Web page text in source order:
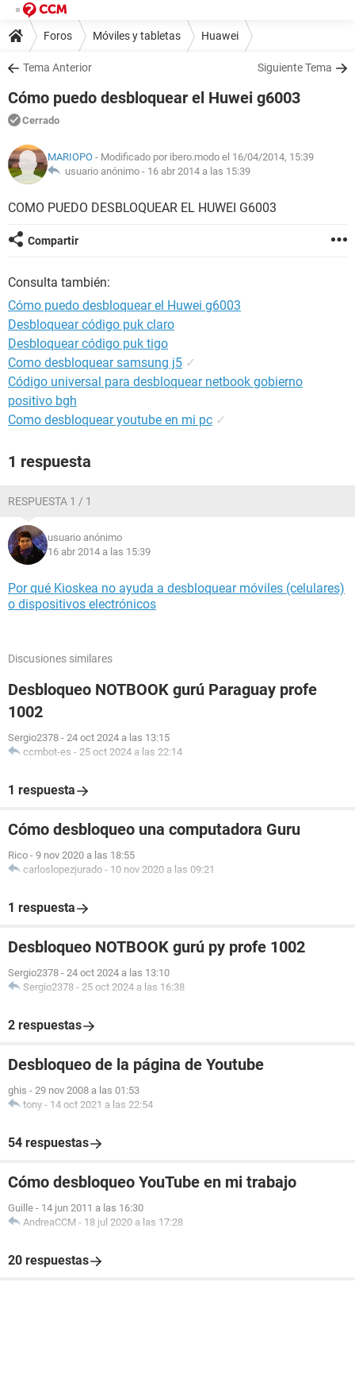
Foros Móviles y tabletas Huawei
Tema Anterior Siguiente Tema
Cómo puedo desbloquear el Huwei g6003
Cerrado
MARIOPO - Modificado por ibero.modo el 16/04/2014, 15:39
usuario anónimo - 16 abr 2014 a las 15:39
COMO PUEDO DESBLOQUEAR EL HUWEI G6003
Compartir
Consulta también:
Cómo puedo desbloquear el Huwei g6003
Desbloquear código puk claro
Desbloquear código puk tigo
Como desbloquear samsung j5 ✓
Código universal para desbloquear netbook gobierno
positivo bgh
Como desbloquear youtube en mi pc ✓
1 respuesta
RESPUESTA 1 / 1
usuario anónimo
16 abr 2014 a las 15:39
Por qué Kioskea no ayuda a desbloquear móviles (celulares)
o dispositivos electrónicos
Discusiones similares
Desbloqueo NOTBOOK gurú Paraguay profe
1002
Sergio2378 - 24 oct 2024 a las 13:15
ccmbot-es - 25 oct 2024 a las 22:14
1 respuesta
Cómo desbloqueo una computadora Guru
Rico - 9 nov 2020 a las 18:55
carloslopezjurado - 10 nov 2020 a las 09:21
1 respuesta
Desbloqueo NOTBOOK gurú py profe 1002
Sergio2378 - 24 oct 2024 a las 13:10
Sergio2378 - 25 oct 2024 a las 16:38
2 respuestas
Desbloqueo de la página de Youtube
ghis - 29 nov 2008 a las 01:53
tony - 14 oct 2021 a las 22:54
54 respuestas
Cómo desbloqueo YouTube en mi trabajo
Guille - 14 jun 2011 a las 16:30
AndreaCCM - 18 jul 2020 a las 17:28
20 respuestas